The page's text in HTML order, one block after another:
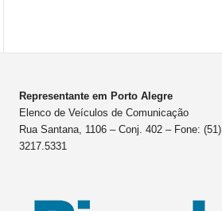
Representante em Porto Alegre
Elenco de Veículos de Comunicação
Rua Santana, 1106 – Conj. 402 – Fone: (51)
3217.5331